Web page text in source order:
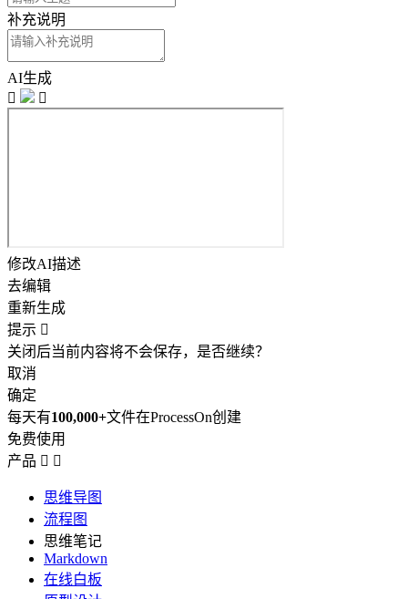
补充说明
AI生成


修改AI描述
去编辑
重新生成
提示 
关闭后当前内容将不会保存，是否继续？
取消
确定
每天有100,000+文件在ProcessOn创建
免费使用
产品  
思维导图
流程图
思维笔记
Markdown
在线白板